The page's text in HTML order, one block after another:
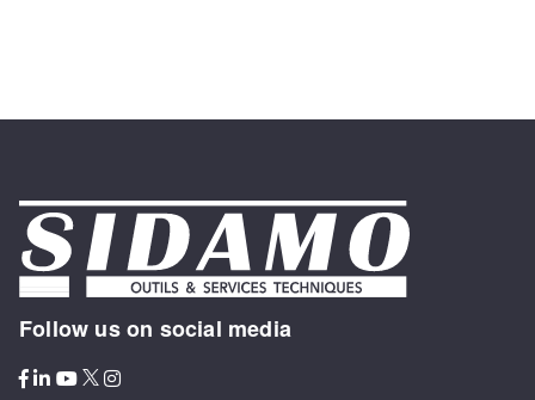
Follow us on social media